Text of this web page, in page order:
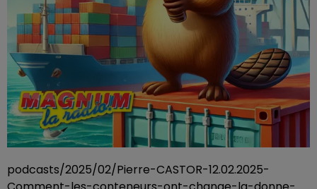
podcasts/2025/02/Pierre-CASTOR-12.02.2025-